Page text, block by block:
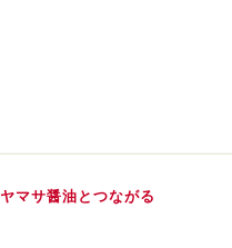
ヤマサ醤油とつながる